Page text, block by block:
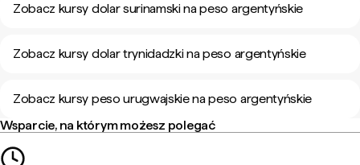
Zobacz kursy dolar surinamski na peso argentyńskie
Zobacz kursy dolar trynidadzki na peso argentyńskie
Zobacz kursy peso urugwajskie na peso argentyńskie
Wsparcie, na którym możesz polegać